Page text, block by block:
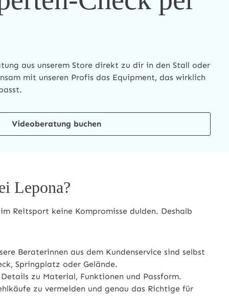
aus unserem Store direkt zu dir in den Stall oder
mit unseren Profis das Equipment, das wirklich
Videoberatung buchen
Lepona?
Reitsport keine Kompromisse dulden. Deshalb
Beraterinnen aus dem Kundenservice sind selbst
Springplatz oder Gelände.
zu Material, Funktionen und Passform.
zu vermeiden und genau das Richtige für